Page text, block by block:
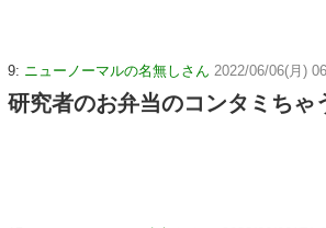
9: ニューノーマルの名無しさん 2022/06/06(月)
研究者のお弁当のコンタミちゃ